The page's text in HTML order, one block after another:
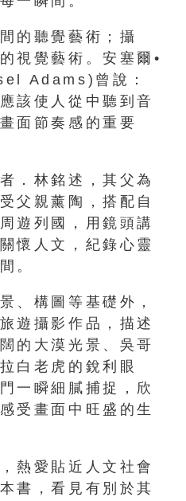
的聽覺藝術；攝
視覺藝術。安塞爾•
Adams)曾說：
該使人從中聽到音
面節奏感的重要
．林銘述，其父為
父親薰陶，搭配自
遊列國，用鏡頭講
懷人文，紀錄心靈
。
、構圖等基礎外，
遊攝影作品，描述
的大漠光景、吳哥
白老虎的銳利眼
一瞬細膩捕捉，欣
受畫面中旺盛的生
熱愛貼近人文社會
書，看見有別於其